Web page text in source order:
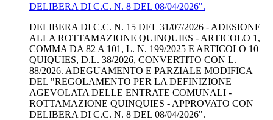
DELIBERA DI C.C. N. 8 DEL 08/04/2026".
DELIBERA DI C.C. N. 15 DEL 31/07/2026 - ADESIONE
ALLA ROTTAMAZIONE QUINQUIES - ARTICOLO 1,
COMMA DA 82 A 101, L. N. 199/2025 E ARTICOLO 10
QUIQUIES, D.L. 38/2026, CONVERTITO CON L.
88/2026. ADEGUAMENTO E PARZIALE MODIFICA
DEL "REGOLAMENTO PER LA DEFINIZIONE
AGEVOLATA DELLE ENTRATE COMUNALI -
ROTTAMAZIONE QUINQUIES - APPROVATO CON
DELIBERA DI C.C. N. 8 DEL 08/04/2026".